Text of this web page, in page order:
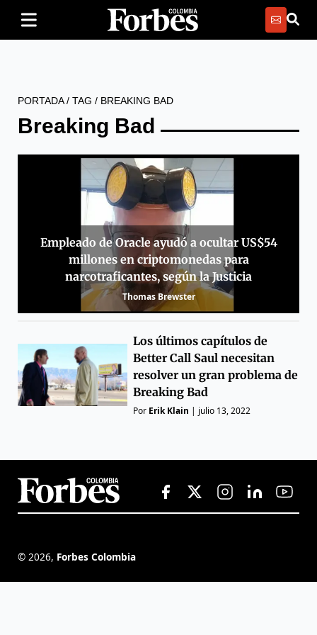
PORTADA/ TAG / BREAKING BAD
Breaking Bad
Empleado de Oracle ayudó a ocultar US$54
millones en criptomonedas para
narcotraficantes, según la Justicia
Thomas Brewster
Los últimos capítulos de
Better Call Saul necesitan
resolver un gran problema de
Breaking Bad
Por Erik Klain | julio 13, 2022
© 2026, Forbes Colombia